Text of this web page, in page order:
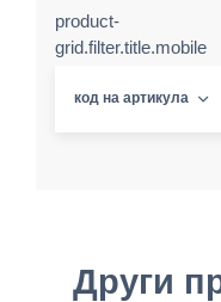
product-
grid.filter.title.mobile
код на артикула
Други